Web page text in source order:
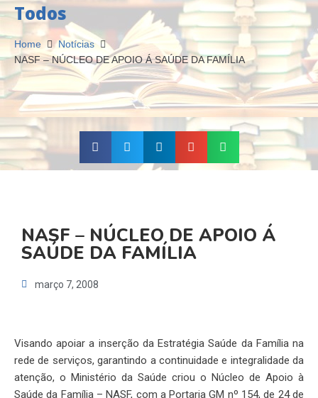
Todos
Home
Notícias
NASF – NÚCLEO DE APOIO Á SAÚDE DA FAMÍLIA
NASF – NÚCLEO DE APOIO Á
SAÚDE DA FAMÍLIA
março 7, 2008
Visando apoiar a inserção da Estratégia Saúde da Família na
rede de serviços, garantindo a continuidade e integralidade da
atenção, o Ministério da Saúde criou o Núcleo de Apoio à
Saúde da Família – NASF, com a Portaria GM nº 154, de 24 de